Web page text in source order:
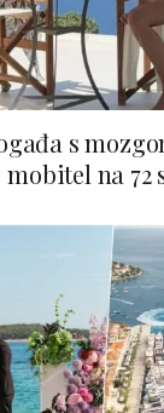
s
mobitel na 72